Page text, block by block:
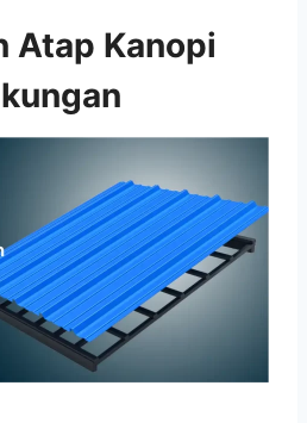
Atap Kanopi